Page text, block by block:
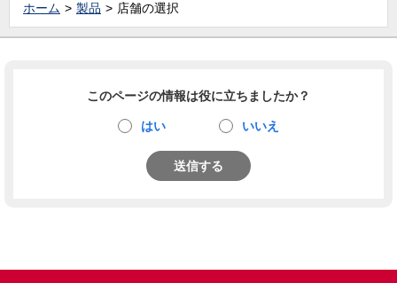
ホーム 製品 店舗の選択
このページの情報は役に立ちましたか？
はい いいえ
送信する